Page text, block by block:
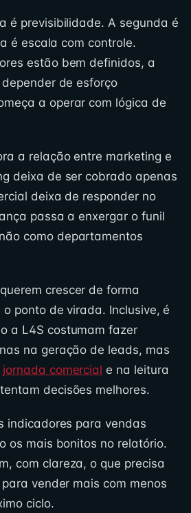
é previsibilidade. A segunda é
é escala com controle.
estão bem definidos, a
de esforço
a operar com lógica de
a relação entre marketing e
deixa de ser cobrado apenas
deixa de responder no
passa a enxergar o funil
como departamentos
crescer de forma
ponto de virada. Inclusive, é
a L4S costumam fazer
na geração de leads, mas
jornada comercial e na leitura
decisões melhores.
indicadores para vendas
os mais bonitos no relatório.
com clareza, o que precisa
vender mais com menos
ciclo.